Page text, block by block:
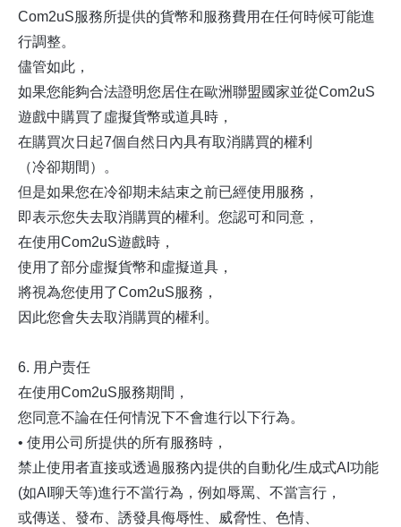
Com2uS服務所提供的貨幣和服務費用在任何時候可能進
行調整。
儘管如此，
如果您能夠合法證明您居住在歐洲聯盟國家並從Com2uS
遊戲中購買了虛擬貨幣或道具時，
在購買次日起7個自然日內具有取消購買的權利
（冷卻期間）。
但是如果您在冷卻期未結束之前已經使用服務，
即表示您失去取消購買的權利。您認可和同意，
在使用Com2uS遊戲時，
使用了部分虛擬貨幣和虛擬道具，
將視為您使用了Com2uS服務，
因此您會失去取消購買的權利。
6. 用户责任
在使用Com2uS服務期間，
您同意不論在任何情況下不會進行以下行為。
• 使用公司所提供的所有服務時，
禁止使用者直接或透過服務內提供的自動化/生成式AI功能
(如AI聊天等)進行不當行為，例如辱罵、不當言行，
或傳送、發布、誘發具侮辱性、威脅性、色情、